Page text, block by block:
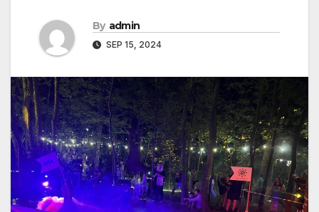
By admin
SEP 15, 2024